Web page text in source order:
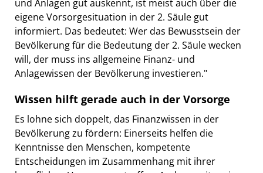
und Anlagen gut auskennt, ist meist auch über die
eigene Vorsorgesituation in der 2. Säule gut
informiert. Das bedeutet: Wer das Bewusstsein der
Bevölkerung für die Bedeutung der 2. Säule wecken
will, der muss ins allgemeine Finanz- und
Anlagewissen der Bevölkerung investieren."
Wissen hilft gerade auch in der Vorsorge
Es lohne sich doppelt, das Finanzwissen in der
Bevölkerung zu fördern: Einerseits helfen die
Kenntnisse den Menschen, kompetente
Entscheidungen im Zusammenhang mit ihrer